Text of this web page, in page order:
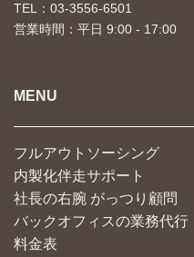
TEL：03-3556-6501
営業時間：平日 9:00 - 17:00
MENU
フルアウトソーシング
内製化伴走サポート
社長の右腕 がっつり顧問
バックオフィスの業務代行
料金表